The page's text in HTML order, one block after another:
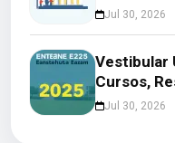
Jul 30, 2026
Vestibular
Cursos,
Jul 30, 2026